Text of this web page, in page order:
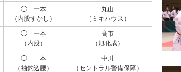
◯一本
（内股すかし）
丸山
（ミキハウス）
◯一本
（内股）
髙市
（旭化成）
◯一本
（袖釣込腰）
中川
（セントラル警備保障）